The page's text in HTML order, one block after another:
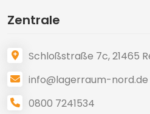
Zentrale
Schloßstraße 7c, 21465
info@lagerraum-nord.de
0800 7241534